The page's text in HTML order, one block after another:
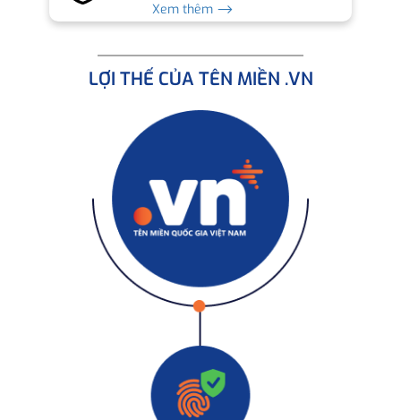
Xem thêm ⟶
LỢI THẾ CỦA TÊN MIỀN .VN